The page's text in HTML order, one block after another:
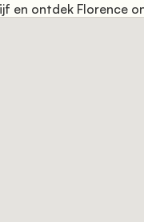
en ontdek Florence